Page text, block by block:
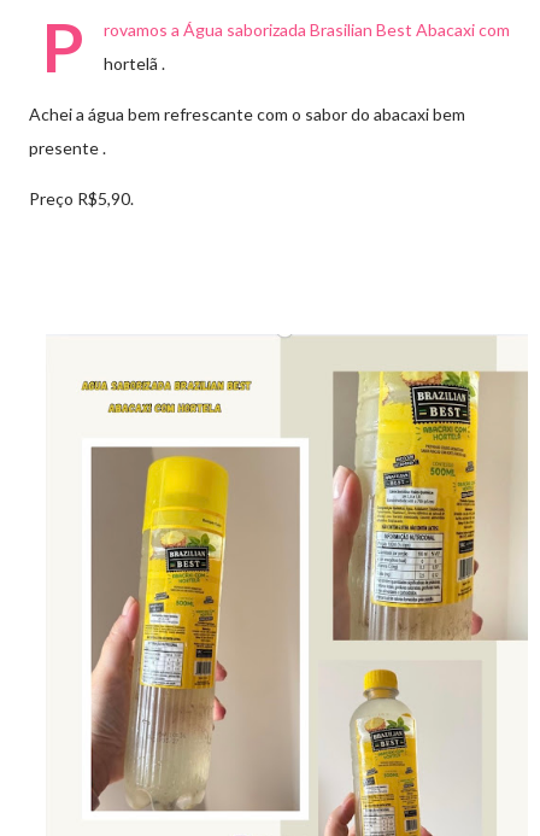
P
rovamos a Água saborizada Brasilian Best Abacaxi com
hortelã .
Achei a água bem refrescante com o sabor do abacaxi bem
presente .
Preço R$5,90.